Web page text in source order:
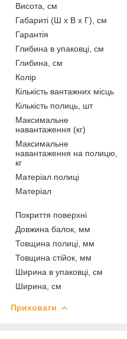
Висота, см
Габариті (Ш х В х Г), см
Гарантія
Глибина в упаковці, см
Глибина, см
Колір
Кількість вантажних місць
Кількість полиць, шт
Максимальне
навантаження (кг)
Максимальне
навантаження на полицю,
кг
Матеріал полиці
Матеріал
Покриття поверхні
Довжина балок, мм
Товщина полиці, мм
Товщина стійок, мм
Ширина в упаковці, см
Ширина, см
Приховати